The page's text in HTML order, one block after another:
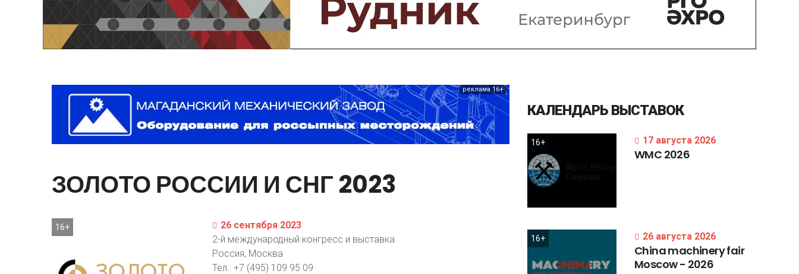
Предприятия и компании
Интервью
Выставки, Конференции
реклама 16+
ЗОЛОТОРОССИИ И СНГ2023
16+
26 сентября 2023
2-й международный конгресс и выставка
Россия, Москва
Тел.: +7 (495) 109 95 09
КАЛЕНДАРЬ ВЫСТАВОК
16+ 17 августа 2026
WMC 2026
16+ 26 августа 2026
Chinamachineryfair
Moscow- 2026